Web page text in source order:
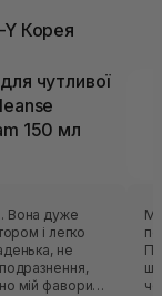
Y Корея
чутливої
150 мл
Вона дуже
і легко
не
мій фаворит,